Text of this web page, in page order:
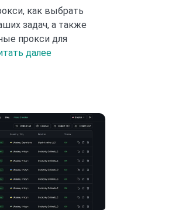
как выбрать
задач, а также
прокси для
далее